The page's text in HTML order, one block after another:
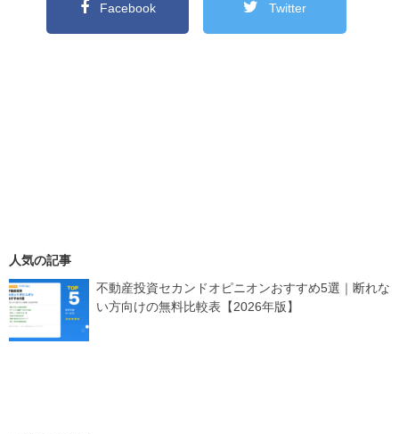
Facebook Twitter
不動産投資セカンドオピニオンおすすめ5選｜断れな
い方向けの無料比較表【2026年版】
人気の記事